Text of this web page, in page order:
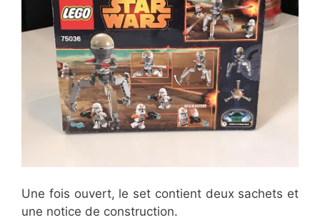
Une fois ouvert, le set contient deux sachets et
une notice de construction.